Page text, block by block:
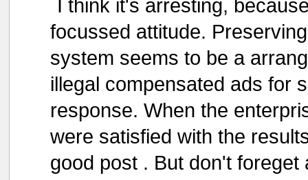
I think it's arresting,
focussed attitude.
system seems to be a
illegal compensated ads for
response. When the
were satisfied with the
good post . But don't foreget